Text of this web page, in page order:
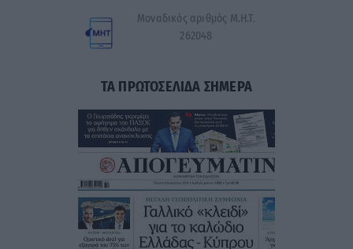
Μοναδικός αριθμός Μ.Η.Τ.
262048
ΤΑ ΠΡΩΤΟΣΕΛΙΔΑ ΣΗΜΕΡΑ